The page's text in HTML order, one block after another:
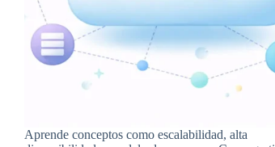
Aprende conceptos como escalabilidad, alta